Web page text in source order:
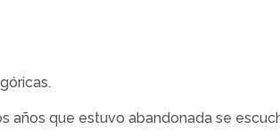
años que estuvo abandonada se